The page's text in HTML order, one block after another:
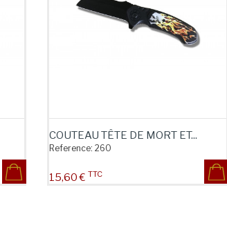
COUTEAU TÊTE DE MORT ET...
Reference: 260
Prix
15,60 € TTC